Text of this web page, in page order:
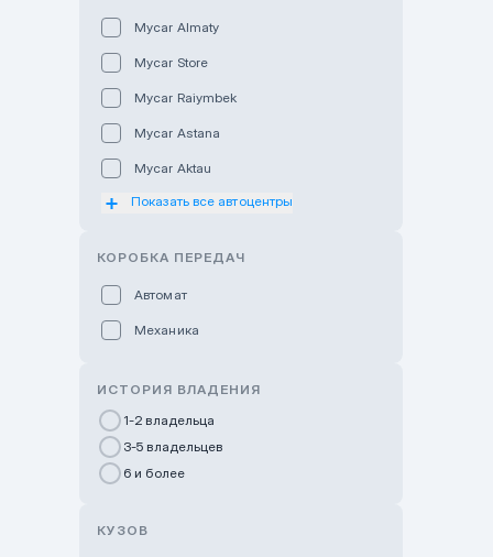
Mycar Almaty
Mycar Store
Mycar Raiymbek
Mycar Astana
Mycar Aktau
Mycar Uralsk
GWM Nurly Zhol
Chery Astana
Показать все автоцентры
КОРОБКА ПЕРЕДАЧ
Автомат
Механика
ИСТОРИЯ ВЛАДЕНИЯ
1-2 владельца
3-5 владельцев
6 и более
КУЗОВ